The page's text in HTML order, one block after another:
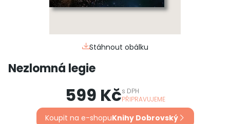
Stáhnout obálku
Nezlomná legie
599 Kčs DPH
PŘIPRAVUJEME
Koupit na e-shopuKnihy Dobrovský